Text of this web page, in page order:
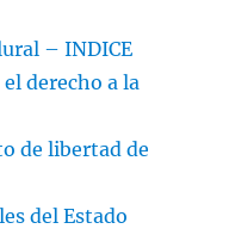
– INDICE
derecho a la
de libertad de
del Estado